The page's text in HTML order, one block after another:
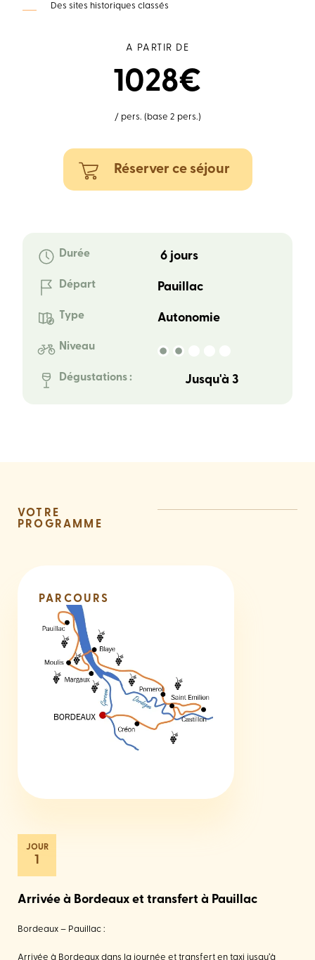
Des sites historiques classés
A PARTIR DE
1028€
/ pers. (base 2 pers.)
Réserver ce séjour
Durée 6 jours
Départ Pauillac
Type Autonomie
Niveau
Dégustations : Jusqu'à 3
VOTRE
PROGRAMME
1
Arrivée à Bordeaux et transfert à Pauillac
Bordeaux – Pauillac :
Arrivée à Bordeaux dans la journée et transfert en taxi jusqu’à
PARCOURS